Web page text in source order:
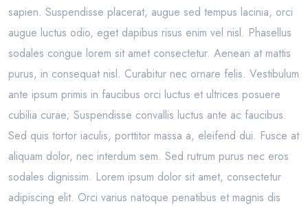
sapien. Suspendisse placerat, augue sed tempus lacinia, orci
augue luctus odio, eget dapibus risus enim vel nisl. Phasellus
sodales congue lorem sit amet consectetur. Aenean at mattis
purus, in consequat nisl. Curabitur nec ornare felis. Vestibulum
ante ipsum primis in faucibus orci luctus et ultrices posuere
cubilia curae; Suspendisse convallis luctus ante ac faucibus.
Sed quis tortor iaculis, porttitor massa a, eleifend dui. Fusce at
aliquam dolor, nec interdum sem. Sed rutrum purus nec eros
sodales dignissim. Lorem ipsum dolor sit amet, consectetur
adipiscing elit. Orci varius natoque penatibus et magnis dis